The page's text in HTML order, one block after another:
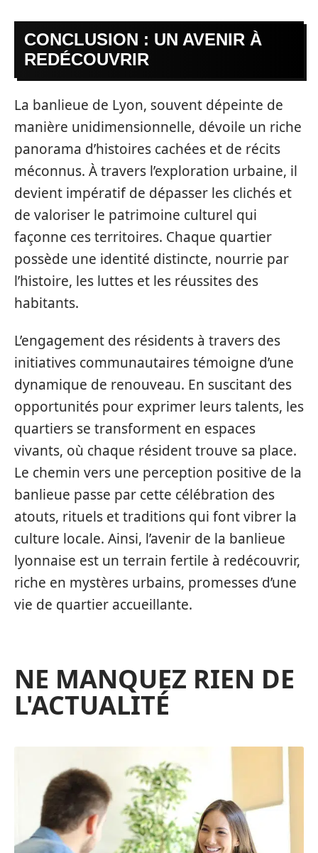
CONCLUSION : UN AVENIR À
REDÉCOUVRIR
La banlieue de Lyon, souvent dépeinte de
manière unidimensionnelle, dévoile un riche
panorama d’histoires cachées et de récits
méconnus. À travers l’exploration urbaine, il
devient impératif de dépasser les clichés et
de valoriser le patrimoine culturel qui
façonne ces territoires. Chaque quartier
possède une identité distincte, nourrie par
l’histoire, les luttes et les réussites des
habitants.
L’engagement des résidents à travers des
initiatives communautaires témoigne d’une
dynamique de renouveau. En suscitant des
opportunités pour exprimer leurs talents, les
quartiers se transforment en espaces
vivants, où chaque résident trouve sa place.
Le chemin vers une perception positive de la
banlieue passe par cette célébration des
atouts, rituels et traditions qui font vibrer la
culture locale. Ainsi, l’avenir de la banlieue
lyonnaise est un terrain fertile à redécouvrir,
riche en mystères urbains, promesses d’une
vie de quartier accueillante.
NE MANQUEZ RIEN DE
L'ACTUALITÉ